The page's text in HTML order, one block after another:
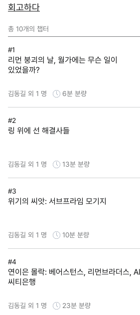
회고하다
총 10개의 챕터
#1
리먼 붕괴의 날, 월가에는 무슨 일이
있었을까?
김동길 외 1 명 6분 분량
#2
링 위에 선 해결사들
김동길 외 1 명 13분 분량
#3
위기의 씨앗: 서브프라임 모기지
김동길 외 1 명 10분 분량
#4
연이은 몰락: 베어스턴스, 리먼브라더스,
씨티은행
김동길 외 1 명 23분 분량